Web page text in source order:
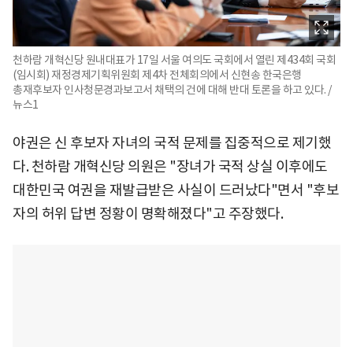
천하람 개혁신당 원내대표가 17일 서울 여의도 국회에서 열린 제434회 국회
(임시회) 재정경제기획위원회 제4차 전체회의에서 신현송 한국은행
총재후보자 인사청문경과보고서 채택의 건에 대해 반대 토론을 하고 있다. /
뉴스1
야권은 신 후보자 자녀의 국적 문제를 집중적으로 제기했
다. 천하람 개혁신당 의원은 "장녀가 국적 상실 이후에도
대한민국 여권을 재발급받은 사실이 드러났다"면서 "후보
자의 허위 답변 정황이 명확해졌다"고 주장했다.